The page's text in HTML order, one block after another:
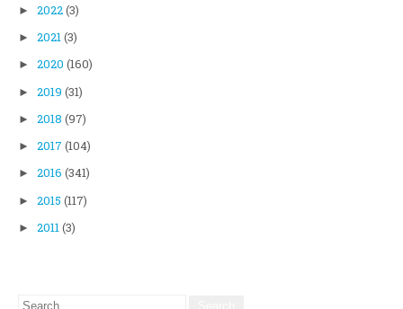
► 2022(3)
► 2021(3)
► 2020 (160)
► 2019 (31)
► 2018 (97)
► 2017 (104)
► 2016 (341)
► 2015 (117)
► 2011(3)